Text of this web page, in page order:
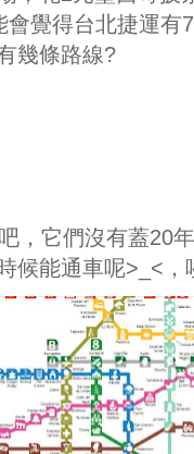
會覺得台北捷運
幾條路線?
吧，它們沒有蓋20
候能通車呢>_<